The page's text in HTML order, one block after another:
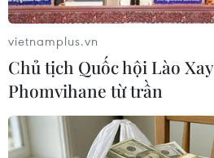
có nhiều chuyến bay qua Thái
08/08/2026 06:38
Cần Thơ: Chuyển mình mạnh
chuỗi sản phẩm xanh, đậm
sông nước
vietnamplus.vn
Chủ tịch Quốc hội Lào
Phomvihane từ trần